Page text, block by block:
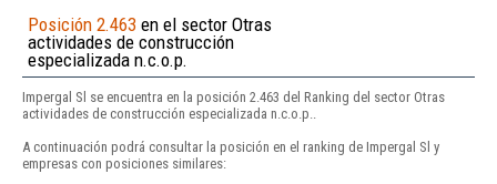
Posición 2.463 en el sector Otras
actividades de construcción
especializada n.c.o.p.
Impergal Sl se encuentra en la posición 2.463 del Ranking del sector Otras
actividades de construcción especializada n.c.o.p..
A continuación podrá consultar la posición en el ranking de Impergal Sl y
empresas con posiciones similares: